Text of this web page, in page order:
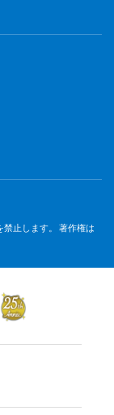
止します。 著作権は